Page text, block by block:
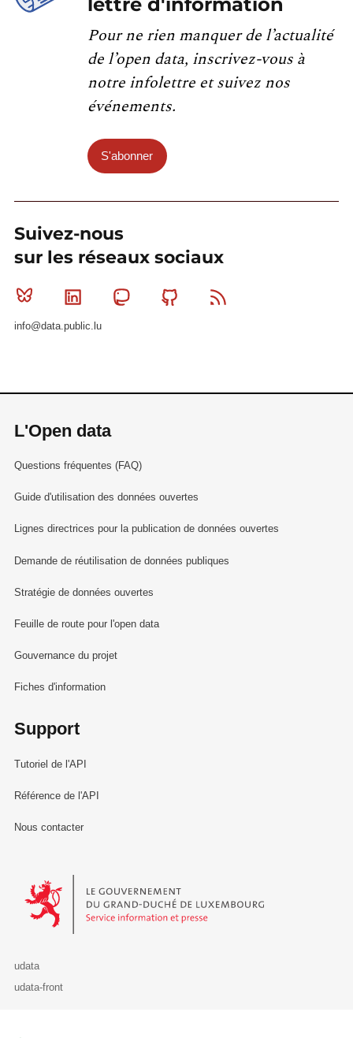
Pour ne rien manquer de l’actualité
de l’open data, inscrivez-vous à
notre infolettre et suivez nos
événements.
S'abonner
Suivez-nous
sur les réseaux sociaux
Bluesky Linkedin MastodonGithub
info@data.public.lu
L'Open data
Questions fréquentes (FAQ)
Guide d'utilisation des données ouvertes
Lignes directrices pour la publication de données ouvertes
Demande de réutilisation de données publiques
Stratégie de données ouvertes
Feuille de route pour l'open data
Gouvernance du projet
Fiches d'information
Support
Tutoriel de l'API
Référence de l'API
Nous contacter
Le Gouvernement du Grand-Duché de Luxembourg - Service
udata
udata-front